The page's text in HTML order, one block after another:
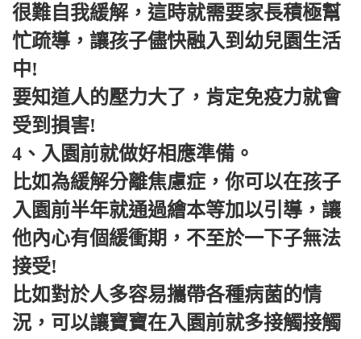
很難自我緩解，這時就需要家長積極幫
忙疏導，讓孩子儘快融入到幼兒園生活
中!
要知道人的壓力大了，肯定免疫力就會
受到損害!
4、入園前就做好相應準備。
比如為緩解分離焦慮症，你可以在孩子
入園前半年就通過繪本等加以引導，讓
他內心有個緩衝期，不至於一下子無法
接受!
比如對於人多容易攜帶各種病菌的情
況，可以讓寶寶在入園前就多接觸接觸